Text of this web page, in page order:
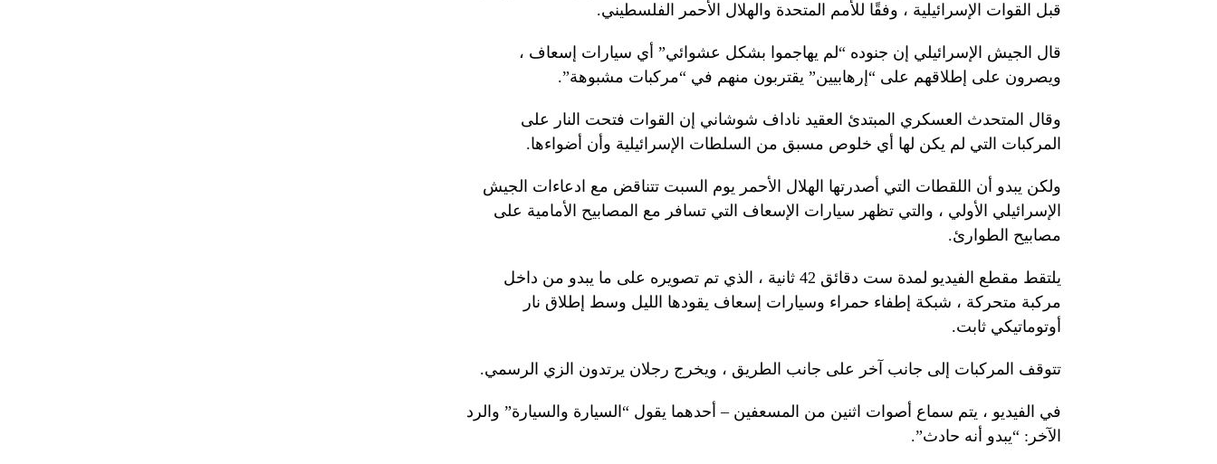
قبل القوات الإسرائيلية ، وفقًا للأمم المتحدة والهلال الأحمر الفلسطيني.
قال الجيش الإسرائيلي إن جنوده “لم يهاجموا بشكل عشوائي” أي سيارات إسعاف ،
ويصرون على إطلاقهم على “إرهابيين” يقتربون منهم في “مركبات مشبوهة”.
وقال المتحدث العسكري المبتدئ العقيد ناداف شوشاني إن القوات فتحت النار على
المركبات التي لم يكن لها أي خلوص مسبق من السلطات الإسرائيلية وأن أضواءها.
ولكن يبدو أن اللقطات التي أصدرتها الهلال الأحمر يوم السبت تتناقض مع ادعاءات الجيش
الإسرائيلي الأولي ، والتي تظهر سيارات الإسعاف التي تسافر مع المصابيح الأمامية على
مصابيح الطوارئ.
يلتقط مقطع الفيديو لمدة ست دقائق 42 ثانية ، الذي تم تصويره على ما يبدو من داخل
مركبة متحركة ، شبكة إطفاء حمراء وسيارات إسعاف يقودها الليل وسط إطلاق نار
أوتوماتيكي ثابت.
تتوقف المركبات إلى جانب آخر على جانب الطريق ، ويخرج رجلان يرتدون الزي الرسمي.
في الفيديو ، يتم سماع أصوات اثنين من المسعفين – أحدهما يقول “السيارة والسيارة” والرد
الآخر: “يبدو أنه حادث”.